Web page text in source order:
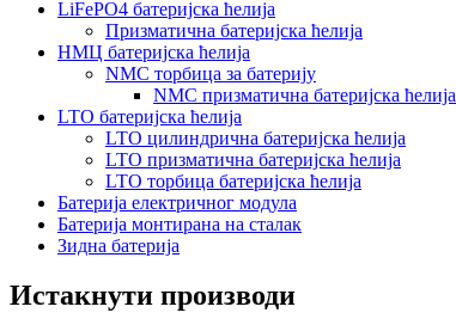
LiFePO4 батеријска ћелија
Призматична батеријска ћелија
НМЦ батеријска ћелија
NMC торбица за батерију
NMC призматична батеријска ћелија
LTO батеријска ћелија
LTO цилиндрична батеријска ћелија
LTO призматична батеријска ћелија
LTO торбица батеријска ћелија
Батерија електричног модула
Батерија монтирана на сталак
Зидна батерија
Истакнути производи